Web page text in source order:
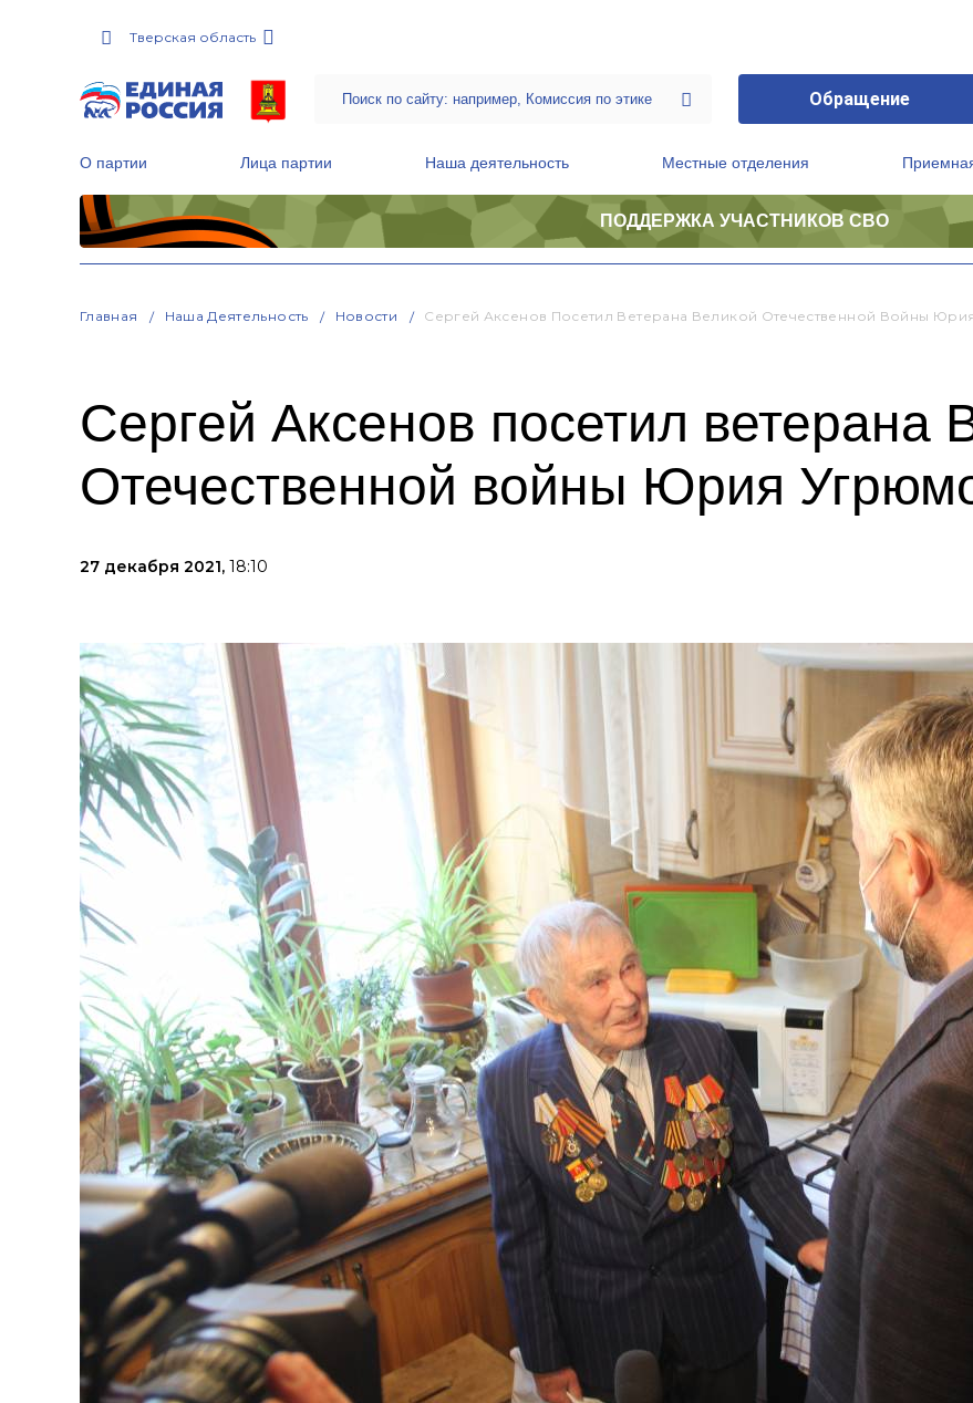
Тверская область
Обращение
О партии Лица партии Наша деятельность Местные отделения
ПОДДЕРЖКА УЧАСТНИКОВ СВО
Главная Наша Деятельность Новости Сергей Аксенов Посетил Ветерана Великой Отечественной Войны
Сергей Аксенов посетил ветерана
Отечественной войны Юрия
27 декабря 2021, 18:10